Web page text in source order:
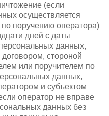
(если
осуществляется
поручению оператора)
дней с даты
данных,
стороной
или поручителем по
данных,
и субъектом
оператор не вправе
данных без